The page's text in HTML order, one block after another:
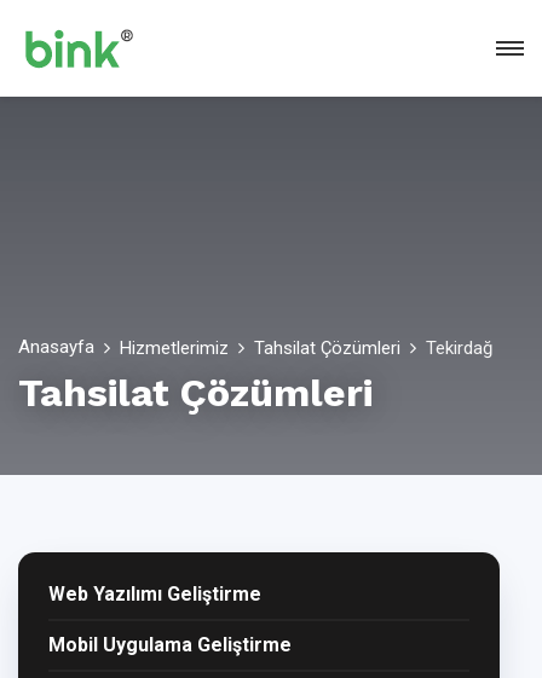
Anasayfa Hizmetlerimiz Tahsilat Çözümleri Tekirdağ
Tahsilat Çözümleri
Web Yazılımı Geliştirme
Mobil Uygulama Geliştirme